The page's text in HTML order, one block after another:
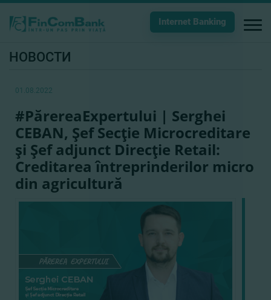
Internet Banking
НОВОСТИ
01.08.2022
#PărereaExpertului | Serghei
CEBAN, Şef Secţie Microcreditare
şi Şef adjunct Direcţie Retail:
Creditarea întreprinderilor micro
din agricultură